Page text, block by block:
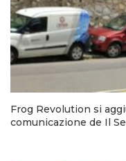
Frog Revolution si
comunicazione de Il